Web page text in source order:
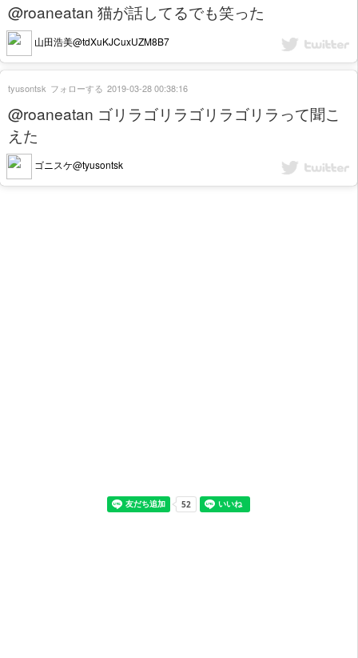
@roaneatan 猫が話してるでも笑った
山田浩美@tdXuKJCuxUZM8B7
@roaneatan ゴリラゴリラゴリラゴリラって聞こ
えた
ゴニスケ@tyusontsk
tyusontsk フォローする 2019-03-28 00:38:16